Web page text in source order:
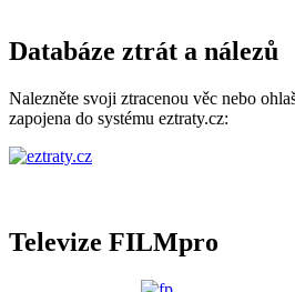
Databáze ztrát a nálezů
Nalezněte svoji ztracenou věc nebo
zapojena do systému eztraty.cz:
Televize FILMpro